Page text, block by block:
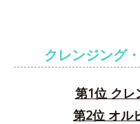
クレンジング
第1位 クレ
第2位 オル